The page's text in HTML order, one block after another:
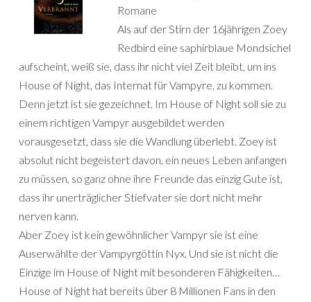
Romane
Als auf der Stirn der 16jährigen Zoey
Redbird eine saphirblaue Mondsichel
aufscheint, weiß sie, dass ihr nicht viel Zeit bleibt, um ins
House of Night, das Internat für Vampyre, zu kommen.
Denn jetzt ist sie gezeichnet. Im House of Night soll sie zu
einem richtigen Vampyr ausgebildet werden
vorausgesetzt, dass sie die Wandlung überlebt. Zoey ist
absolut nicht begeistert davon, ein neues Leben anfangen
zu müssen, so ganz ohne ihre Freunde das einzig Gute ist,
dass ihr unerträglicher Stiefvater sie dort nicht mehr
nerven kann.
Aber Zoey ist kein gewöhnlicher Vampyr sie ist eine
Auserwählte der Vampyrgöttin Nyx. Und sie ist nicht die
Einzige im House of Night mit besonderen Fähigkeiten…
House of Night hat bereits über 8 Millionen Fans in den